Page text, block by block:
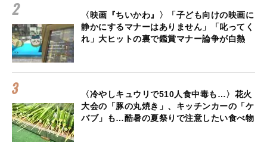
〈映画『ちいかわ』〉「子ども向けの映画に
静かにするマナーはありません」「叱ってく
れ」大ヒットの裏で鑑賞マナー論争が白熱
〈冷やしキュウリで510人食中毒も…〉花火
大会の「豚の丸焼き」、キッチンカーの「ケ
バブ」も…酷暑の夏祭りで注意したい食べ物